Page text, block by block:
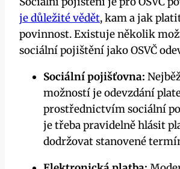
je důležité vědět, kam a jak
povinnost. Existuje několik
sociální pojištění jako OSVČ
Sociální pojišťovna:
možností je odevzdání
prostřednictvím sociální
je třeba pravidelně hlásit
dodržovat stanovené